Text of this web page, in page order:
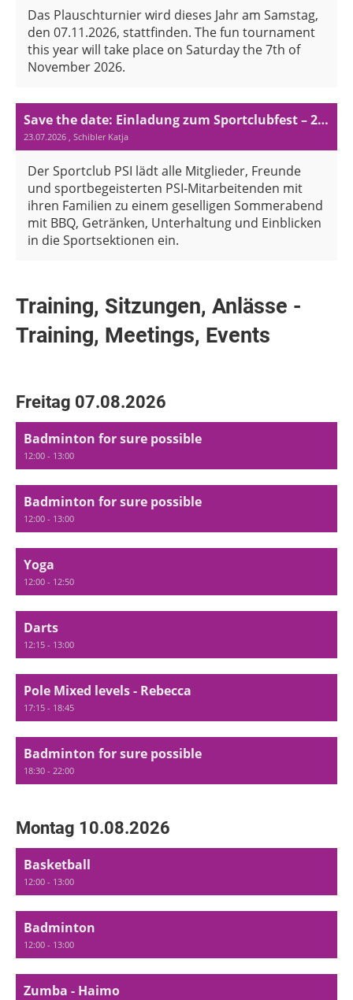
Das Plauschturnier wird dieses Jahr am Samstag,
den 07.11.2026, stattfinden. The fun tournament
this year will take place on Saturday the 7th of
November 2026.
Save the date: Einladung zum Sportclubfest – 2. September 2026 / Invitation to the Sports Club Party – 2nd September 2026
23.07.2026 , Schibler Katja
Der Sportclub PSI lädt alle Mitglieder, Freunde
und sportbegeisterten PSI-Mitarbeitenden mit
ihren Familien zu einem geselligen Sommerabend
mit BBQ, Getränken, Unterhaltung und Einblicken
in die Sportsektionen ein.
Training, Sitzungen, Anlässe -
Training, Meetings, Events
Freitag 07.08.2026
Badminton for sure possible
12:00 - 13:00
Badminton for sure possible
12:00 - 13:00
Yoga
12:00 - 12:50
Darts
12:15 - 13:00
Pole Mixed levels - Rebecca
17:15 - 18:45
Badminton for sure possible
18:30 - 22:00
Montag 10.08.2026
Basketball
12:00 - 13:00
Badminton
12:00 - 13:00
Zumba - Haimo